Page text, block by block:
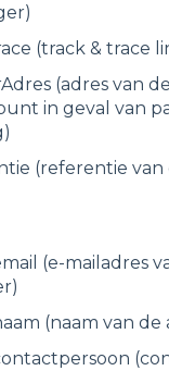
(track & trace
(adres van
in geval van
(referentie van
(e-mailadres
(naam van de